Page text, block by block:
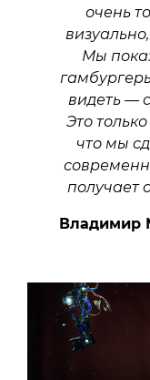
очень
Мы
видеть —
Это
что мы
получает
Владимир